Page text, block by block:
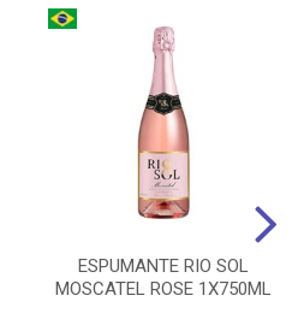
ESPUMANTE RIO SOL
MOSCATEL ROSE 1X750ML